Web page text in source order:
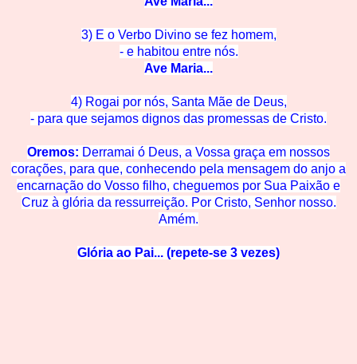
3) E o Verbo Divino se fez homem,
- e habitou entre nós.
Ave Maria...
4) Rogai por nós, Santa Mãe de Deus,
- para que sejamos dignos das promessas de Cristo.
Oremos: Derramai ó Deus, a Vossa graça em nossos
corações, para que, conhecendo pela mensagem do anjo a
encarnação do Vosso filho, cheguemos por Sua Paixão e
Cruz à glória da ressurreição. Por Cristo, Senhor nosso.
Amém.
Glória ao Pai... (repete-se 3 vezes)